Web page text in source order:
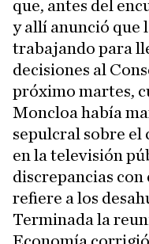
que, antes del
y allí anunció que
trabajando para
decisiones al
próximo martes,
Moncloa había
sepulcral sobre el
en la televisión
discrepancias con
refiere a los
Terminada la